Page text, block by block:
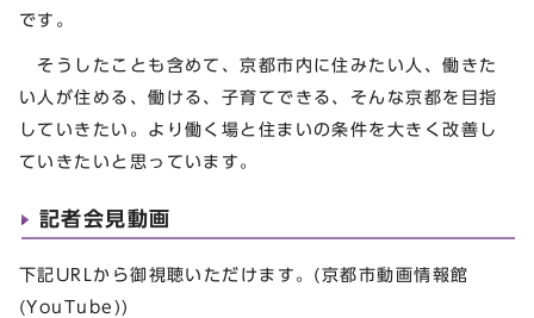
です。
そうしたことも含めて、京都市内に住みたい人、働きた
い人が住める、働ける、子育てできる、そんな京都を目指
していきたい。より働く場と住まいの条件を大きく改善し
ていきたいと思っています。
記者会見動画
下記URLから御視聴いただけます。(京都市動画情報館
(YouTube))